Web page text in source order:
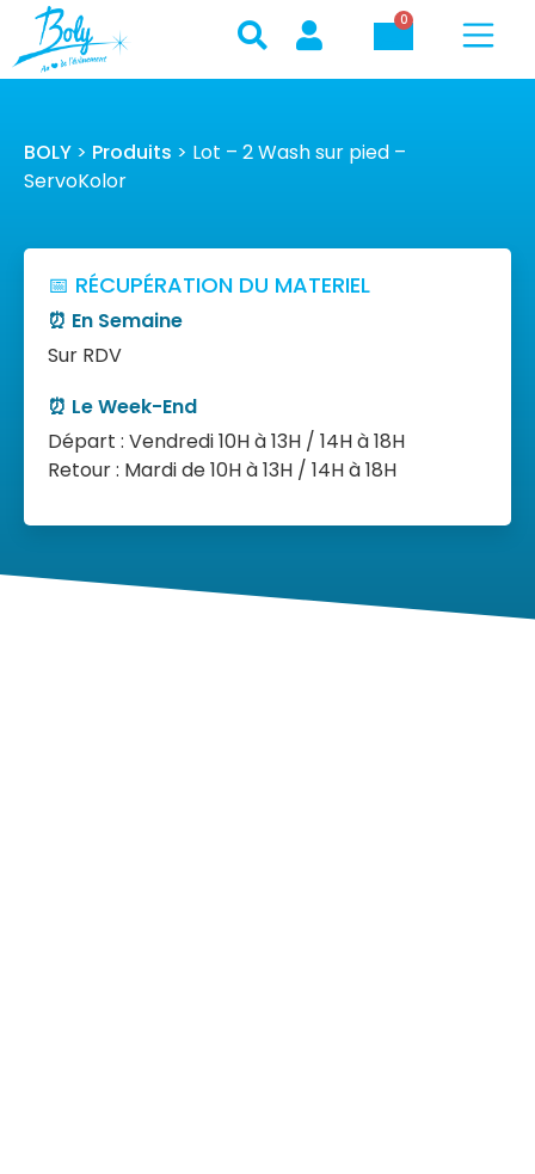
0
BOLY > Produits > Lot – 2 Wash sur pied –
ServoKolor
📅 RÉCUPÉRATION DU MATERIEL
⏰ En Semaine
Sur RDV
⏰ Le Week-End
Départ : Vendredi 10H à 13H / 14H à 18H
Retour : Mardi de 10H à 13H / 14H à 18H